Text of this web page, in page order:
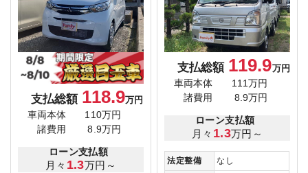
支払総額 118.9万円
車両本体
110万円
諸費用
8.9万円
ローン支払額
月々 1.3万円～
支払総額 119.9万円
車両本体
111万円
諸費用
8.9万円
ローン支払額
月々 1.3万円～
法定整備
なし